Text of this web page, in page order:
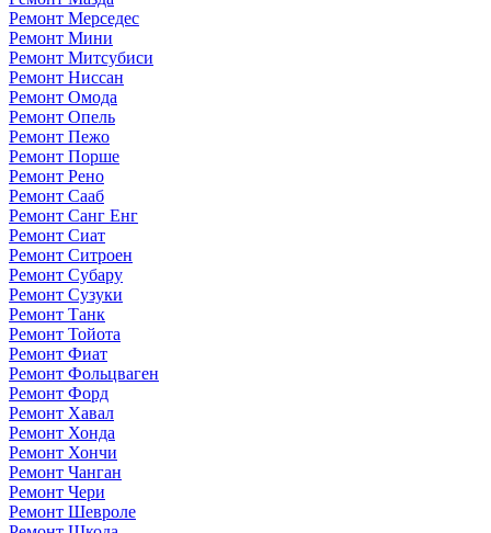
Ремонт Мерседес
Ремонт Мини
Ремонт Митсубиси
Ремонт Ниссан
Ремонт Омода
Ремонт Опель
Ремонт Пежо
Ремонт Порше
Ремонт Рено
Ремонт Сааб
Ремонт Санг Енг
Ремонт Сиат
Ремонт Ситроен
Ремонт Субару
Ремонт Сузуки
Ремонт Танк
Ремонт Тойота
Ремонт Фиат
Ремонт Фольцваген
Ремонт Форд
Ремонт Хавал
Ремонт Хонда
Ремонт Хончи
Ремонт Чанган
Ремонт Чери
Ремонт Шевроле